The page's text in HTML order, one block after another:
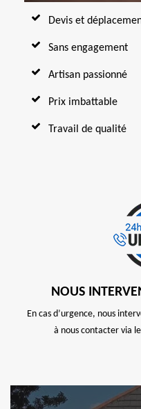
Devis et
Sans engagement
Artisan passionné
Prix imbattable
Travail de qualité
NOUS
En cas d’urgence, nous
à nous contacter via